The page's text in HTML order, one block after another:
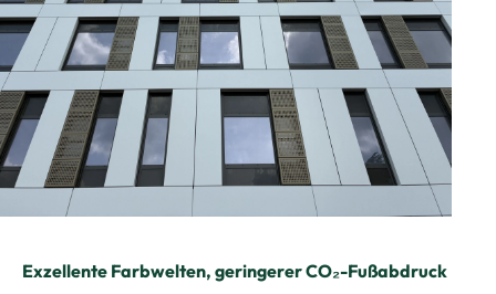
Exzellente Farbwelten, geringerer CO₂-Fußabdruck